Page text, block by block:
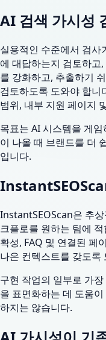
AI 검색 가시성
실용적인 수준에서 검사
에 대답하는지 검토하고
를 강화하고, 추출하기
검토하도록 도와야 합니
범위, 내부 지원 페이지
목표는 AI 시스템을 게
이 나올 때 브랜드를 더
입니다.
InstantSEOScan은 추
크플로를 원하는 팀에
확성, FAQ 및 연결된 페
나은 컨텍스트를 갖도록
구현 작업의 일부로 가
을 표면화하는 데 도움
하지는 않습니다.